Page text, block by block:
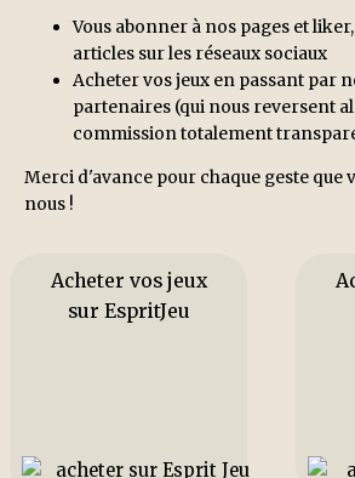
Vous abonner à nos pages et
articles sur les réseaux sociaux
Acheter vos jeux en passant par
partenaires (qui nous reversent
commission totalement
Merci d'avance pour chaque geste que
nous !
Acheter vos jeux
sur EspritJeu